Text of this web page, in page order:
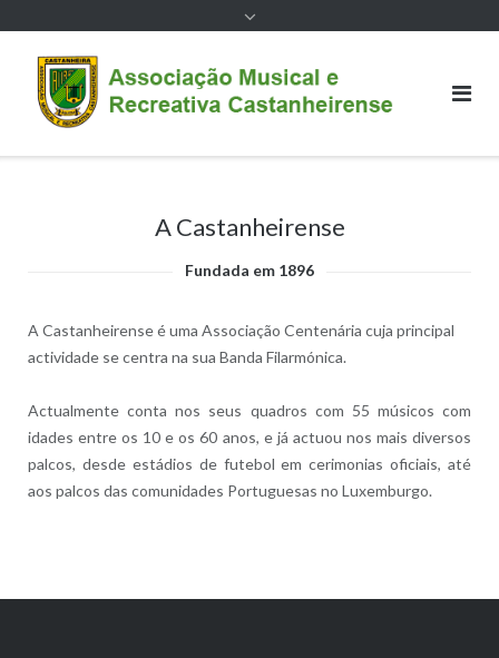
A Castanheirense
Fundada em 1896
A Castanheirense é uma Associação Centenária cuja principal
actividade se centra na sua Banda Filarmónica.
Actualmente conta nos seus quadros com 55 músicos com
idades entre os 10 e os 60 anos, e já actuou nos mais diversos
palcos, desde estádios de futebol em cerimonias oficiais, até
aos palcos das comunidades Portuguesas no Luxemburgo.